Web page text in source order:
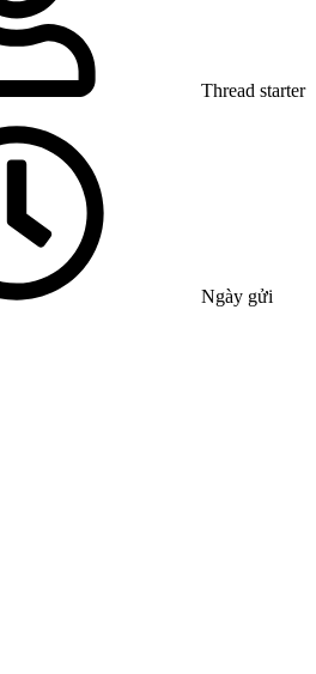
Thread starter
Ngày gửi